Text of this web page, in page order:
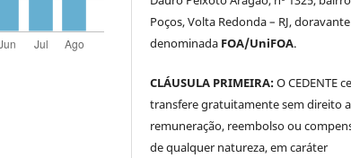
Poços, Volta Redonda – RJ, doravante
denominada FOA/UniFOA.
CLÁUSULA PRIMEIRA:O CEDENTE
transfere gratuitamente sem direito a
remuneração, reembolso ou
de qualquer natureza, em caráter